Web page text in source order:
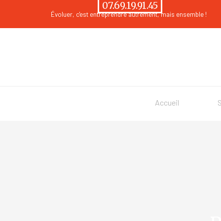
07.69.19.91.45
Évoluer, c'est entreprendre autrement, mais ensemble !
Accueil